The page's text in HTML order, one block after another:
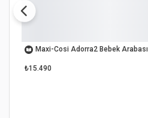
Maxi-Cosi Adorra2 Bebek Arabası
₺15.490